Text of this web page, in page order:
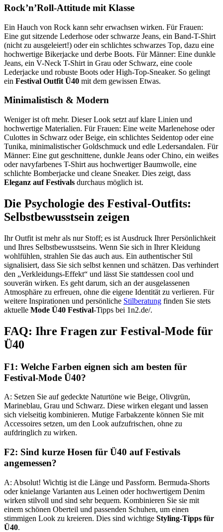
Rock’n’Roll-Attitude mit Klasse
Ein Hauch von Rock kann sehr erwachsen wirken. Für Frauen:
Eine gut sitzende Lederhose oder schwarze Jeans, ein Band-T-Shirt
(nicht zu ausgeleiert!) oder ein schlichtes schwarzes Top, dazu eine
hochwertige Bikerjacke und derbe Boots. Für Männer: Eine dunkle
Jeans, ein V-Neck T-Shirt in Grau oder Schwarz, eine coole
Lederjacke und robuste Boots oder High-Top-Sneaker. So gelingt
ein Festival Outfit Ü40 mit dem gewissen Etwas.
Minimalistisch & Modern
Weniger ist oft mehr. Dieser Look setzt auf klare Linien und
hochwertige Materialien. Für Frauen: Eine weite Marlenehose oder
Culottes in Schwarz oder Beige, ein schlichtes Seidentop oder eine
Tunika, minimalistischer Goldschmuck und edle Ledersandalen. Für
Männer: Eine gut geschnittene, dunkle Jeans oder Chino, ein weißes
oder navyfarbenes T-Shirt aus hochwertiger Baumwolle, eine
schlichte Bomberjacke und cleane Sneaker. Dies zeigt, dass
Eleganz auf Festivals durchaus möglich ist.
Die Psychologie des Festival-Outfits:
Selbstbewusstsein zeigen
Ihr Outfit ist mehr als nur Stoff; es ist Ausdruck Ihrer Persönlichkeit
und Ihres Selbstbewusstseins. Wenn Sie sich in Ihrer Kleidung
wohlfühlen, strahlen Sie das auch aus. Ein authentischer Stil
signalisiert, dass Sie sich selbst kennen und schätzen. Das verhindert
den „Verkleidungs-Effekt“ und lässt Sie stattdessen cool und
souverän wirken. Es geht darum, sich an der ausgelassenen
Atmosphäre zu erfreuen, ohne die eigene Identität zu verlieren. Für
weitere Inspirationen und persönliche Stilberatung finden Sie stets
aktuelle Mode Ü40 Festival-Tipps bei 1n2.de/.
FAQ: Ihre Fragen zur Festival-Mode für
Ü40
F1: Welche Farben eignen sich am besten für
Festival-Mode Ü40?
A: Setzen Sie auf gedeckte Naturtöne wie Beige, Olivgrün,
Marineblau, Grau und Schwarz. Diese wirken elegant und lassen
sich vielseitig kombinieren. Mutige Farbakzente können Sie mit
Accessoires setzen, um den Look aufzufrischen, ohne zu
aufdringlich zu wirken.
F2: Sind kurze Hosen für Ü40 auf Festivals
angemessen?
A: Absolut! Wichtig ist die Länge und Passform. Bermuda-Shorts
oder knielange Varianten aus Leinen oder hochwertigem Denim
wirken stilvoll und sind sehr bequem. Kombinieren Sie sie mit
einem schönen Oberteil und passenden Schuhen, um einen
stimmigen Look zu kreieren. Dies sind wichtige Styling-Tipps für
Ü40.